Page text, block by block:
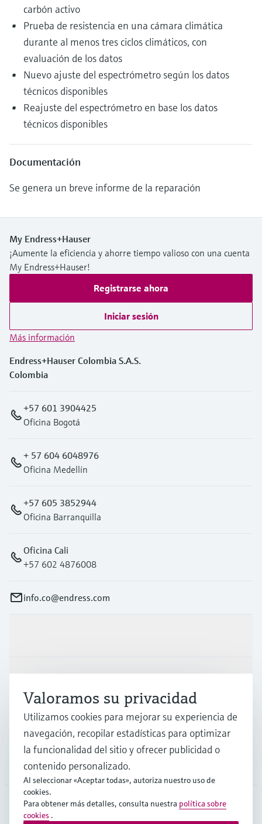
carbón activo
Prueba de resistencia en una cámara climática
durante al menos tres ciclos climáticos, con
evaluación de los datos
Nuevo ajuste del espectrómetro según los datos
técnicos disponibles
Reajuste del espectrómetro en base los datos
técnicos disponibles
Documentación
Se genera un breve informe de la reparación
My Endress+Hauser
¡Aumente la eficiencia y ahorre tiempo valioso con una cuenta
My Endress+Hauser!
Registrarse ahora
Iniciar sesión
Más información
Endress+Hauser Colombia S.A.S.
Colombia
+57 601 3904425
Oficina Bogotá
+ 57 604 6048976
Oficina Medellín
+57 605 3852944
Oficina Barranquilla
Oficina Cali
+57 602 4876008
info.co@endress.com
Soporte
Compañía
COL•Español
Valoramos su privacidad
Utilizamos cookies para mejorar su experiencia de
navegación, recopilar estadísticas para optimizar
la funcionalidad del sitio y ofrecer publicidad o
contenido personalizado.
Al seleccionar «Aceptar todas», autoriza nuestro uso de
cookies.
Para obtener más detalles, consulta nuestra política sobre
cookies .